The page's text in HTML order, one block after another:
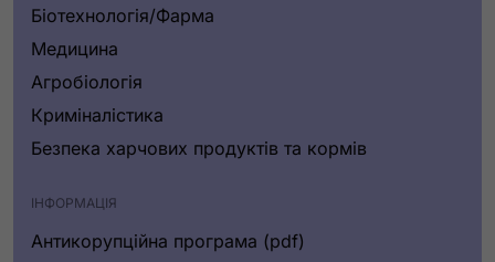
Біотехнологія/Фарма
Медицина
Агробіологія
Криміналістика
Безпека харчових продуктів та кормів
ІНФОРМАЦІЯ
Антикорупційна програма (pdf)